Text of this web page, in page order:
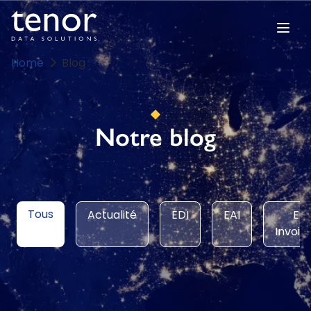
Home Blog
Notre blog
Tous Actualité EDI EAI
E-